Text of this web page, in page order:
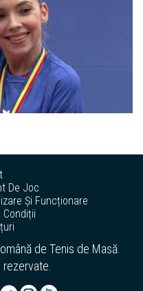
De Joc
Și Funcționare
Condiții
de Tenis de Masă.